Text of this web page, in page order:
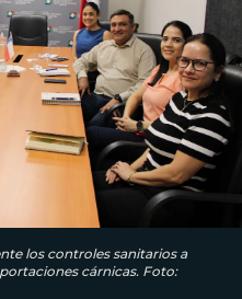
los controles sanitarios a
cárnicas. Foto: